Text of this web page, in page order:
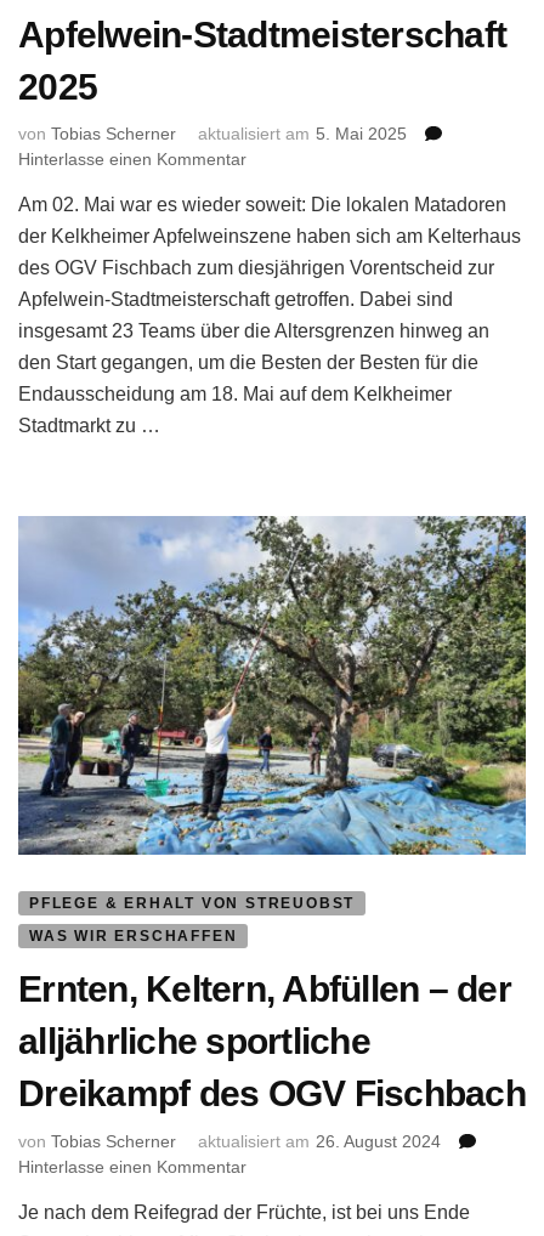
Apfelwein-Stadtmeisterschaft
2025
von Tobias Scherner aktualisiert am 5. Mai 2025
Hinterlasse einen Kommentarzu
der
Kelkheimer
Apfelwein-
2025
Am 02. Mai war es wieder soweit: Die lokalen Matadoren
der Kelkheimer Apfelweinszene haben sich am Kelterhaus
des OGV Fischbach zum diesjährigen Vorentscheid zur
Apfelwein-Stadtmeisterschaft getroffen. Dabei sind
insgesamt 23 Teams über die Altersgrenzen hinweg an
den Start gegangen, um die Besten der Besten für die
Endausscheidung am 18. Mai auf dem Kelkheimer
Stadtmarkt zu …
PFLEGE & ERHALT VON STREUOBST
WAS WIR ERSCHAFFEN
Ernten, Keltern, Abfüllen – der
alljährliche sportliche
Dreikampf des OGV Fischbach
von Tobias Scherner aktualisiert am 26. August 2024
Hinterlasse einen Kommentarzu
Keltern,
Je nach dem Reifegrad der Früchte, ist bei uns Ende